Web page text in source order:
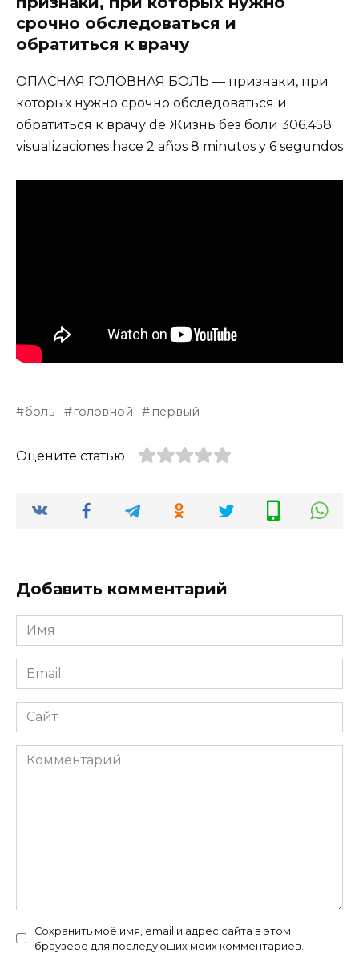
срочно обследоваться и
обратиться к врачу
ОПАСНАЯ ГОЛОВНАЯ БОЛЬ — признаки, при
которых нужно срочно обследоваться и
обратиться к врачу de Жизнь без боли 306.458
visualizaciones hace 2 años 8 minutos y 6 segundos
боль головной первый
Оцените статью
Добавить комментарий
Имя
*
Email
*
Сайт
Комментарий
Сохранить моё имя, email и адрес сайта в этом
браузере для последующих моих комментариев.